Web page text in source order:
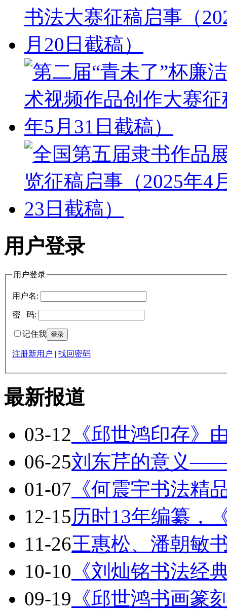
用户登录
用户登录
用户名:
密 码:
记住我
注册新用户 找回密码
最新报道
03-12 《邱世鸿印存》
06-25刘东芹的意义
01-07 《何震宇书法精
12-15历时13年编纂，
11-26王惠松、潘朝敏
10-10 《刘灿铭书法经
09-19 《邱世鸿书画篆